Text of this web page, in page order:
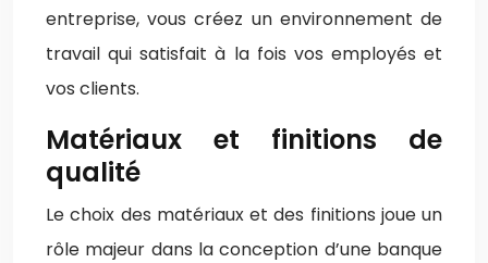
entreprise, vous créez un environnement de
travail qui satisfait à la fois vos employés et
vos clients.
Matériaux et finitions de
qualité
Le choix des matériaux et des finitions joue un
rôle majeur dans la conception d’une banque